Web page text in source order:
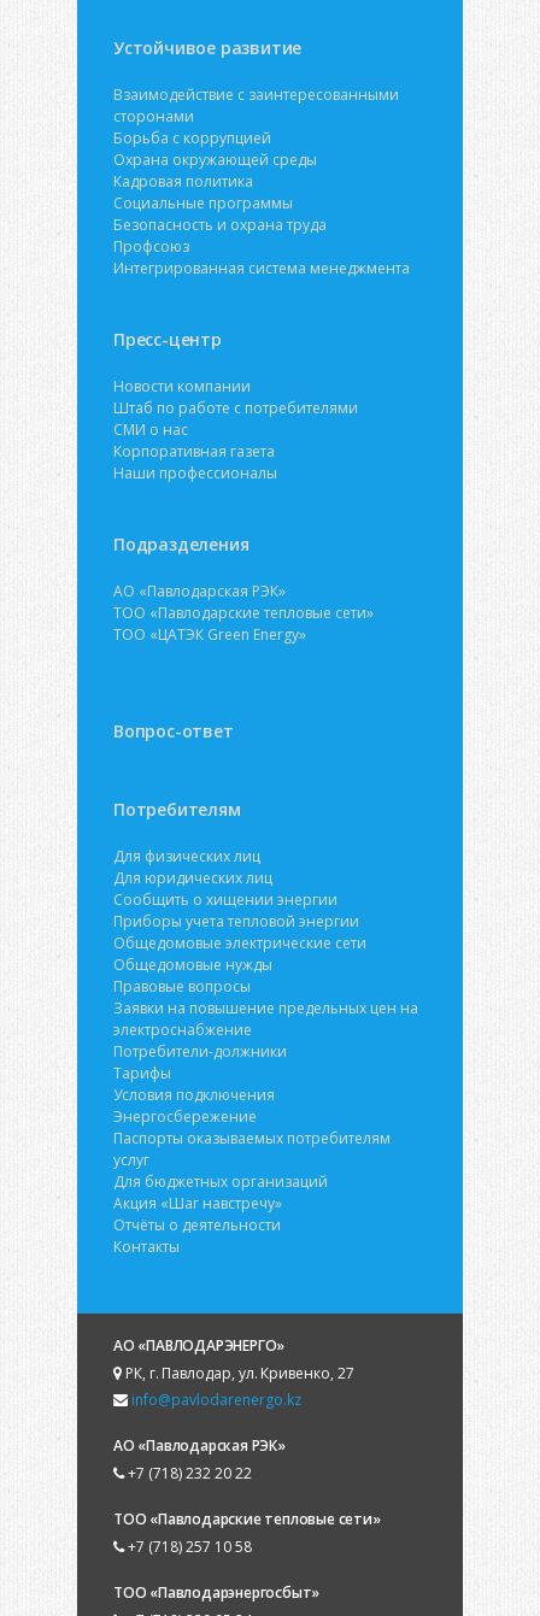
Устойчивое развитие
Взаимодействие с заинтересованными
сторонами
Борьба с коррупцией
Охрана окружающей среды
Кадровая политика
Социальные программы
Безопасность и охрана труда
Профсоюз
Интегрированная система менеджмента
Пресс-центр
Новости компании
Штаб по работе с потребителями
СМИ о нас
Корпоративная газета
Наши профессионалы
Подразделения
АО «Павлодарская РЭК»
ТОО «Павлодарские тепловые сети»
ТОО «ЦАТЭК Green Energy»
Вопрос-ответ
Потребителям
Для физических лиц
Для юридических лиц
Сообщить о хищении энергии
Приборы учета тепловой энергии
Общедомовые электрические сети
Общедомовые нужды
Правовые вопросы
Заявки на повышение предельных цен на
электроснабжение
Потребители-должники
Тарифы
Условия подключения
Энергосбережение
Паспорты оказываемых потребителям
услуг
Для бюджетных организаций
Акция «Шаг навстречу»
Отчёты о деятельности
Контакты
АО «ПАВЛОДАРЭНЕРГО»
РК, г. Павлодар, ул. Кривенко, 27
info@pavlodarenergo.kz
АО «Павлодарская РЭК»
+7 (718) 232 20 22
ТОО «Павлодарские тепловые сети»
+7 (718) 257 10 58
ТОО «Павлодарэнергосбыт»